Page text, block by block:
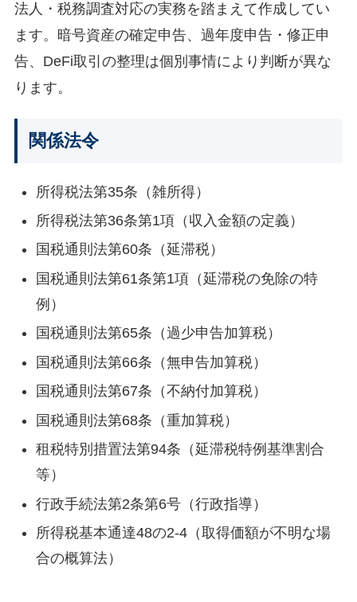
法人・税務調査対応の実務を踏まえて作成してい
ます。暗号資産の確定申告、過年度申告・修正申
告、DeFi取引の整理は個別事情により判断が異な
ります。
関係法令
所得税法第35条（雑所得）
所得税法第36条第1項（収入金額の定義）
国税通則法第60条（延滞税）
国税通則法第61条第1項（延滞税の免除の特
例）
国税通則法第65条（過少申告加算税）
国税通則法第66条（無申告加算税）
国税通則法第67条（不納付加算税）
国税通則法第68条（重加算税）
租税特別措置法第94条（延滞税特例基準割合
等）
行政手続法第2条第6号（行政指導）
所得税基本通達48の2-4（取得価額が不明な場
合の概算法）